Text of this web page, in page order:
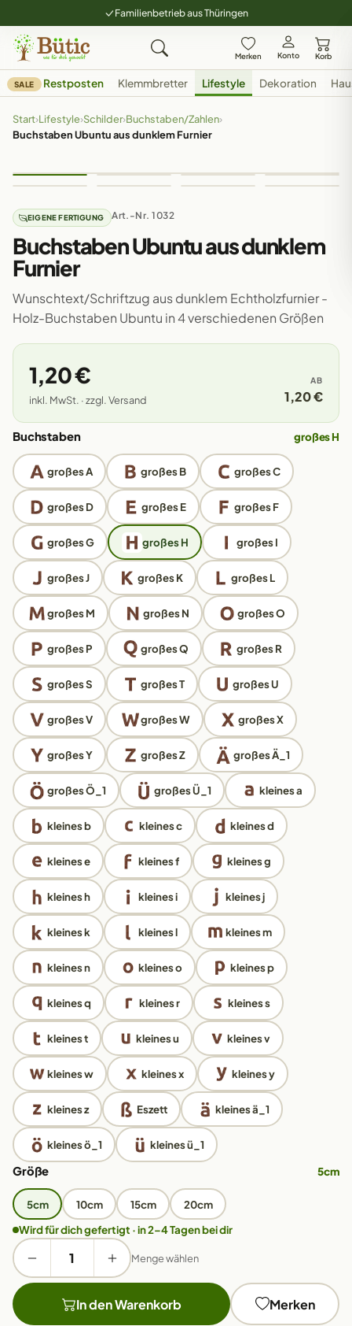
Familienbetrieb aus Thüringen
Merken Konto Korb
SALE Restposten Klemmbretter Lifestyle Dekoration
Start›Lifestyle›Schilder›Buchstaben/Zahlen›
Buchstaben Ubuntu aus dunklem Furnier
EIGENE FERTIGUNG Art.-Nr. 1032
Buchstaben Ubuntu aus dunklem
Furnier
Wunschtext/Schriftzug aus dunklem Echtholzfurnier -
Holz-Buchstaben Ubuntu in 4 verschiedenen Größen
1,20 €
inkl. MwSt. · zzgl. Versand
AB
1,20 €
Buchstaben großes H
großes A großes B großes C
großes D großes E großes F
großes G großes H großes I
großes J großes K großes L
großes M großes N großes O
großes P großes Q großes R
großes S großes T großes U
großes V großes W großes X
großes Y großes Z großes Ä_1
großes Ö_1 großes Ü_1 kleines a
kleines b kleines c kleines d
kleines e kleines f kleines g
kleines h kleines i kleines j
kleines k kleines l kleines m
kleines n kleines o kleines p
kleines q kleines r kleines s
kleines t kleines u kleines v
kleines w kleines x kleines y
kleines z Eszett kleines ä_1
kleines ö_1 kleines ü_1
Größe 5cm
5cm 10cm 15cm
20cm
Wird für dich gefertigt · in 2–4 Tagen bei dir
Menge wählen
In den Warenkorb Merken